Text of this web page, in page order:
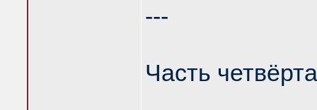
---
Часть